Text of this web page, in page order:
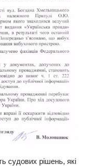
судових рішень, які